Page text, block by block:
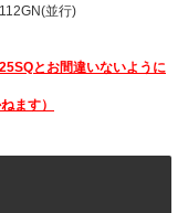
並行)
とお間違いないように
ます）